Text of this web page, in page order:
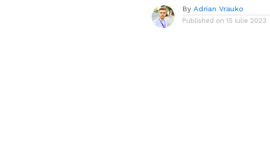
By Adrian Vrauko
Published on 15 iulie 2023